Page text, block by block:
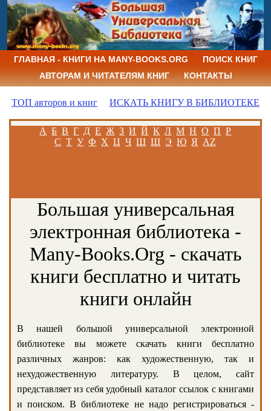
ГЛАВНАЯ - КНИГИ НА MANY-BOOKS.ORG
ПОИСК КНИГ
АВТОРАМ И ЧИТАТЕЛЯМ КНИГ
КОНТАКТЫ
ТОП авторов и книг ИСКАТЬ КНИГУ В БИБЛИОТЕКЕ
А Б В Г Д Е Ж З И Й К Л М Н О П Р
С Т У Ф Х Ц Ч Ш Щ Э Ю Я AZ
Большая универсальная
электронная библиотека -
Many-Books.Org - скачать
книги бесплатно и читать
книги онлайн
В нашей большой универсальной электронной
библиотеке вы можете скачать книги бесплатно
различных жанров: как художественную, так и
нехудожественную литературу. В целом, сайт
представляет из себя удобный каталог ссылок с книгами
и поиском. В библиотеке не надо регистрироваться -